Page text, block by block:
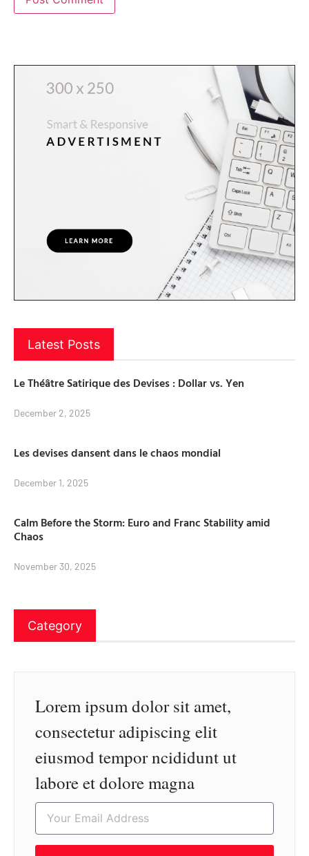
Latest Posts
Le Théâtre Satirique des Devises : Dollar vs. Yen
December 2, 2025
Les devises dansent dans le chaos mondial
December 1, 2025
Calm Before the Storm: Euro and Franc Stability amid
Chaos
November 30, 2025
Category
Lorem ipsum dolor sit amet,
consectetur adipiscing elit
eiusmod tempor ncididunt ut
labore et dolore magna